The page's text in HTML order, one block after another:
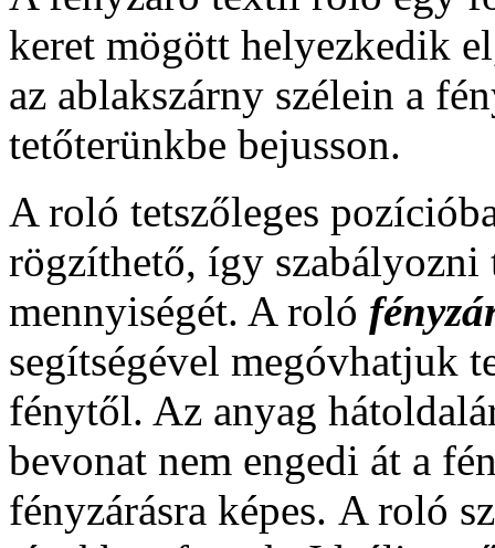
keret mögött helyezkedik
az ablakszárny szélein a
tetőterünkbe bejusson.
A roló tetszőleges
rögzíthető, így szabályozni
mennyiségét. A roló
segítségével megóvhatjuk
fénytől. Az anyag
bevonat nem engedi át a
fényzárásra képes. A roló